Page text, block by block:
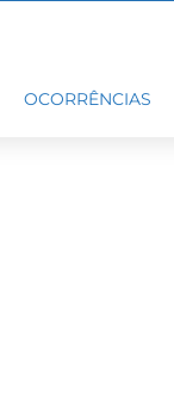
OCORRÊNCIAS